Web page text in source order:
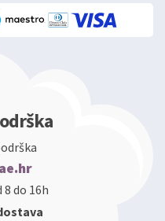
8 do 16h